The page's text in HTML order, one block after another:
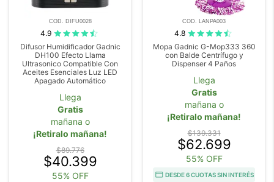
COD. DIFU0028
4.9
Difusor Humidificador Gadnic
DH100 Efecto Llama
Ultrasonico Compatible Con
Aceites Esenciales Luz LED
Apagado Automático
Llega
Gratis
mañana o
¡Retiralo mañana!
$89.776
$40.399
55% OFF
COD. LANPA003
4.8
Mopa Gadnic G-Mop333 360
con Balde Centrífugo y
Dispenser 4 Paños
Llega
Gratis
mañana o
¡Retiralo mañana!
$139.331
$62.699
55% OFF
DESDE 6 CUOTAS SIN INTERÉS